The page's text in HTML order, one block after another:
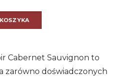
Cabernet Sauvignon to
zarówno doświadczonych